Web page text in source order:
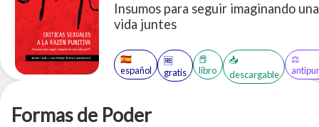
Insumos para seguir imaginando una
vida juntes
🇪🇸
español
🆓
gratis
📕
libro
📥
descargable
⚖️
Formas de Poder